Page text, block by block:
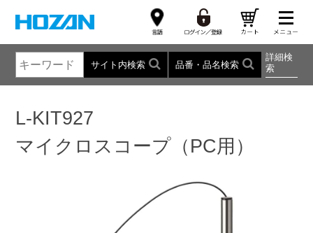
サイト内検索 品番・品名検索
詳細検
索
L-KIT927
マイクロスコープ（PC用）